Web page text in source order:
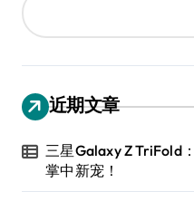
近期文章
三星Galaxy Z TriFold
掌中新宠！